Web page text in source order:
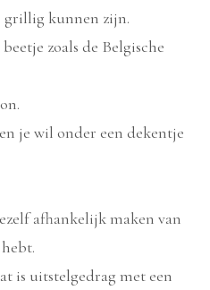
grillig kunnen zijn.
zoals de Belgische
je wil onder een dekentje
afhankelijk maken van
is uitstelgedrag met een